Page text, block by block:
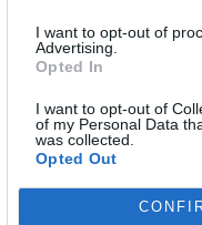
I want to opt-out of
Advertising.
Opted In
I want to opt-out of
of my Personal Data
was collected.
Opted Out